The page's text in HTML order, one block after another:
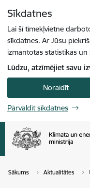
Sīkdatnes
Lai šī tīmekļvietne
sīkdatnes. Ar Jūsu
izmantotas statistikas
Lūdzu, atzīmējiet savu
Noraidīt
Pārvaldīt sīkdatnes
Sākums Aktualitātes